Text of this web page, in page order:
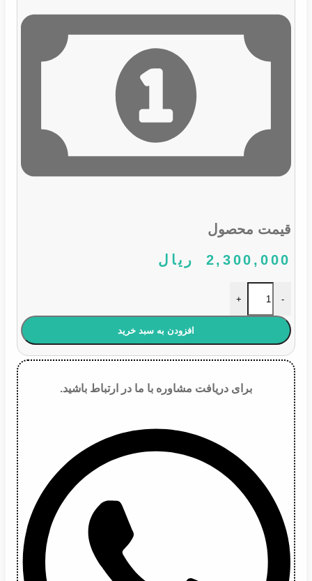
قیمت محصول
2,300,000
ریال
-
+
افزودن به سبد خرید
برای دریافت مشاوره با ما در ارتباط باشید.